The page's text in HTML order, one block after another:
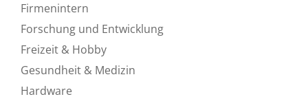
Firmenintern
Forschung und Entwicklung
Freizeit & Hobby
Gesundheit & Medizin
Hardware